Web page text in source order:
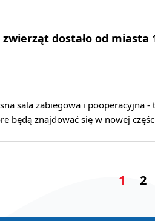
dostało od miasta
sala zabiegowa i pooperacyjna
będą znajdować się w nowej
1 2